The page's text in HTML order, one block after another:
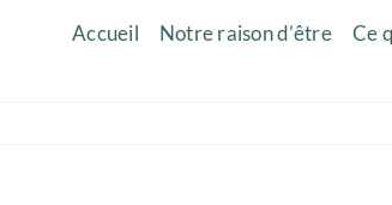
Accueil Notre raison d’être Ce